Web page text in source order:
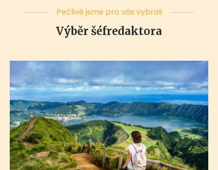
Pečlivě jsme pro vás vybrali
Výběr šéfredaktora